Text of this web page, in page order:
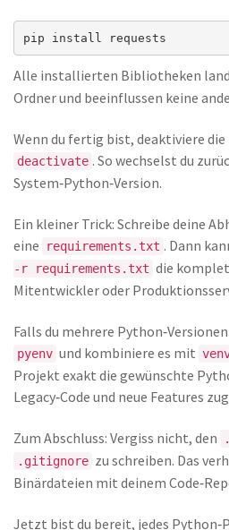
pip install requests
Alle installierten Bibliotheken
Ordner und beeinflussen keine
Wenn du fertig bist, deaktiviere
deactivate . So wechselst du
System‑Python‑Version.
Ein kleiner Trick: Schreibe deine
eine
requirements.txt . Dann
-r requirements.txt die
Mitentwickler oder
Falls du mehrere
pyenv und kombiniere es mit
Projekt exakt die gewünschte
Legacy‑Code und neue Features
Zum Abschluss: Vergiss nicht, den
.gitignore zu schreiben. Das
Binärdateien mit deinem
Jetzt bist du bereit, jedes